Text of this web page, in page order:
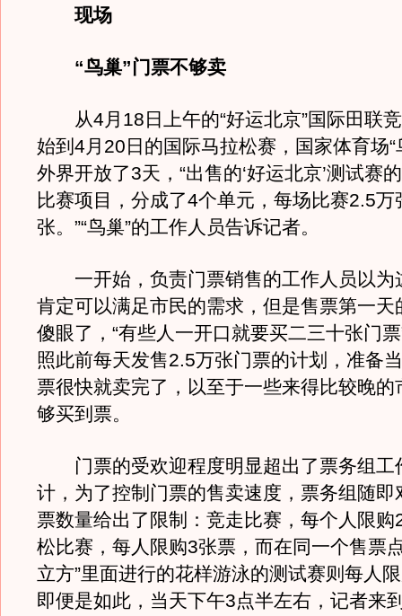
现场
“鸟巢”门票不够卖
从4月18日上午的“好运北京”国际田联
始到4月20日的国际马拉松赛，国家体育场“
外界开放了3天，“出售的‘好运北京’测试赛
比赛项目，分成了4个单元，每场比赛2.5万
张。”“鸟巢”的工作人员告诉记者。
一开始，负责门票销售的工作人员以为
肯定可以满足市民的需求，但是售票第一天
傻眼了，“有些人一开口就要买二三十张门
照此前每天发售2.5万张门票的计划，准备
票很快就卖完了，以至于一些来得比较晚的
够买到票。
门票的受欢迎程度明显超出了票务组工
计，为了控制门票的售卖速度，票务组随即
票数量给出了限制：竞走比赛，每个人限购
松比赛，每人限购3张票，而在同一个售票
立方”里面进行的花样游泳的测试赛则每人
即便是如此，当天下午3点半左右，记者来